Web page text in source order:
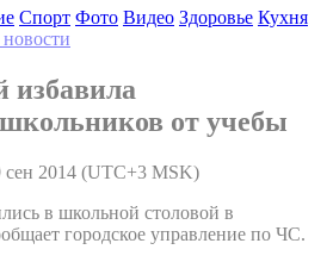
Спорт Фото Видео Здоровье Кухня
избавила
от учебы
сен 2014 (UTC+3 MSK)
в школьной столовой в
городское управление по ЧС.